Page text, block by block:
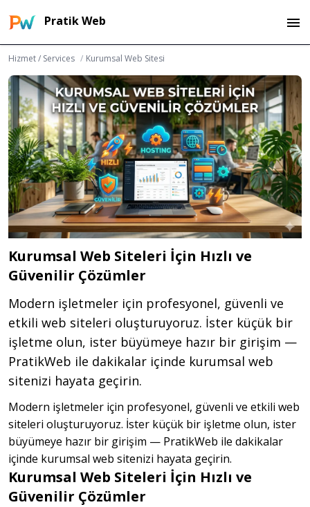
Pratik Web
Hizmet / Services / Kurumsal Web Sitesi
Kurumsal Web Siteleri İçin Hızlı ve
Güvenilir Çözümler
Modern işletmeler için profesyonel, güvenli ve
etkili web siteleri oluşturuyoruz. İster küçük bir
işletme olun, ister büyümeye hazır bir girişim —
PratikWeb ile dakikalar içinde kurumsal web
sitenizi hayata geçirin.
Modern işletmeler için profesyonel, güvenli ve etkili web
siteleri oluşturuyoruz. İster küçük bir işletme olun, ister
büyümeye hazır bir girişim — PratikWeb ile dakikalar
içinde kurumsal web sitenizi hayata geçirin.
Kurumsal Web Siteleri İçin Hızlı ve
Güvenilir Çözümler